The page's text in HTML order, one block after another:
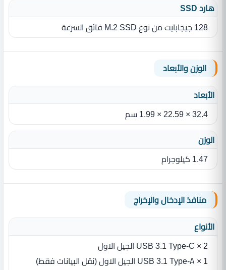
هارد SSD
‎128 جيجابايت من نوع M.2 SSD فائق السرعة
الوزن والأبعاد
الأبعاد
32.4 × 22.59 × 1.99 سم
الوزن
1.47 كيلوجرام
منافذ الإدخال والإخراج
الأنواع
2 × USB 3.1 Type-C الجيل الاول
1 × USB 3.1 Type-A الجيل الاول (نقل البيانات فقط)